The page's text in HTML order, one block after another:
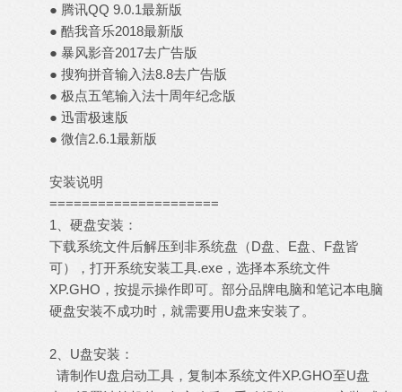
● 腾讯QQ 9.0.1最新版
● 酷我音乐2018最新版
● 暴风影音2017去广告版
● 搜狗拼音输入法8.8去广告版
● 极点五笔输入法十周年纪念版
● 迅雷极速版
● 微信2.6.1最新版
安装说明
=====================
1、硬盘安装：
下载系统文件后解压到非系统盘（D盘、E盘、F盘皆
可），打开系统安装工具.exe，选择本系统文件
XP.GHO，按提示操作即可。部分品牌电脑和笔记本电脑
硬盘安装不成功时，就需要用U盘来安装了。
2、U盘安装：
请制作U盘启动工具，复制本系统文件XP.GHO至U盘